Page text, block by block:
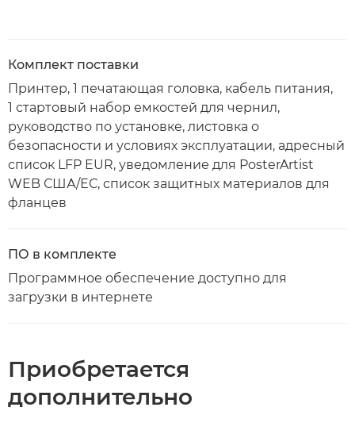
Комплект поставки
Принтер, 1 печатающая головка, кабель питания,
1 стартовый набор емкостей для чернил,
руководство по установке, листовка о
безопасности и условиях эксплуатации, адресный
список LFP EUR, уведомление для PosterArtist
WEB США/ЕС, список защитных материалов для
фланцев
ПО в комплекте
Программное обеспечение доступно для
загрузки в интернете
Приобретается
дополнительно